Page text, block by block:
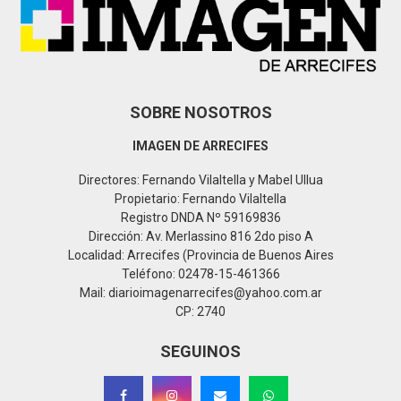
SOBRE NOSOTROS
IMAGEN DE ARRECIFES
Directores: Fernando Vilaltella y Mabel Ullua
Propietario: Fernando Vilaltella
Registro DNDA Nº 59169836
Dirección: Av. Merlassino 816 2do piso A
Localidad: Arrecifes (Provincia de Buenos Aires
Teléfono: 02478-15-461366
Mail: diarioimagenarrecifes@yahoo.com.ar
CP: 2740
SEGUINOS